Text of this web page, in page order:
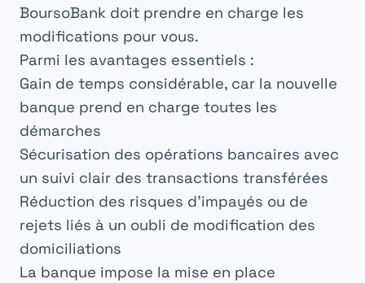
BoursoBank doit prendre en charge les
modifications pour vous.
Parmi les avantages essentiels :
Gain de temps considérable, car la nouvelle
banque prend en charge toutes les
démarches
Sécurisation des opérations bancaires avec
un suivi clair des transactions transférées
Réduction des risques d’impayés ou de
rejets liés à un oubli de modification des
domiciliations
La banque impose la mise en place